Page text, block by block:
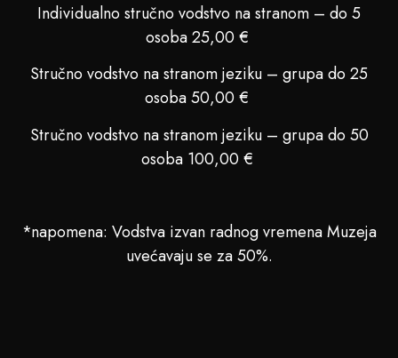
Individualno stručno vodstvo na stranom – do 5
osoba 25,00 €
Stručno vodstvo na stranom jeziku – grupa do 25
osoba 50,00 €
Stručno vodstvo na stranom jeziku – grupa do 50
osoba 100,00 €
*napomena: Vodstva izvan radnog vremena Muzeja
uvećavaju se za 50%.